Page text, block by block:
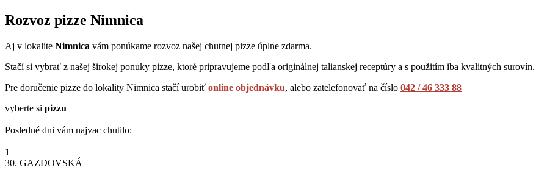
Rozvoz pizze Nimnica
Aj v lokalite Nimnica vám ponúkame rozvoz našej chutnej pizze úplne zdarma.
Stačí si vybrať z našej širokej ponuky pizze, ktoré pripravujeme podľa originálnej talianskej receptúry a s použitím iba kvalitných surovín.
Pre doručenie pizze do lokality Nimnica stačí urobiť online objednávku, alebo zatelefonovať na číslo 042 / 46 333 88
vyberte si pizzu
Posledné dni vám najvac chutilo:
1
30. GAZDOVSKÁ